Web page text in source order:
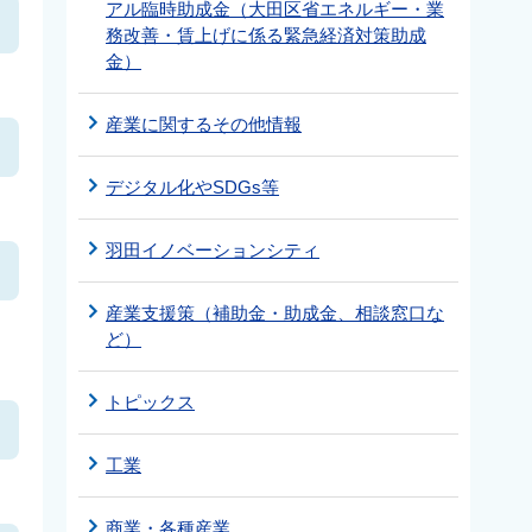
アル臨時助成金（大田区省エネルギー・業
務改善・賃上げに係る緊急経済対策助成
金）
産業に関するその他情報
デジタル化やSDGs等
羽田イノベーションシティ
産業支援策（補助金・助成金、相談窓口な
ど）
トピックス
工業
商業・各種産業